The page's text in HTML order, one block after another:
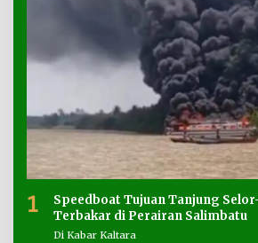
1
Speedboat Tujuan Tanjung
Terbakar di Perairan Salimbatu
Di Kabar Kaltara